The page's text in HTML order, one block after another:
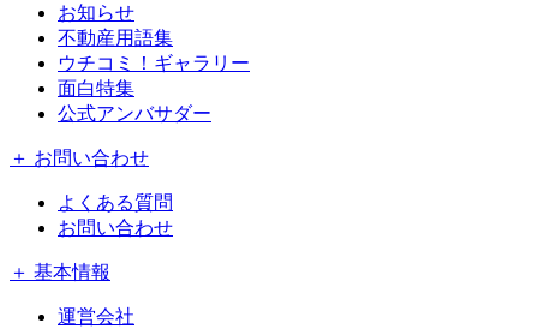
お知らせ
不動産用語集
ウチコミ！ギャラリー
面白特集
公式アンバサダー
＋ お問い合わせ
よくある質問
お問い合わせ
＋ 基本情報
運営会社